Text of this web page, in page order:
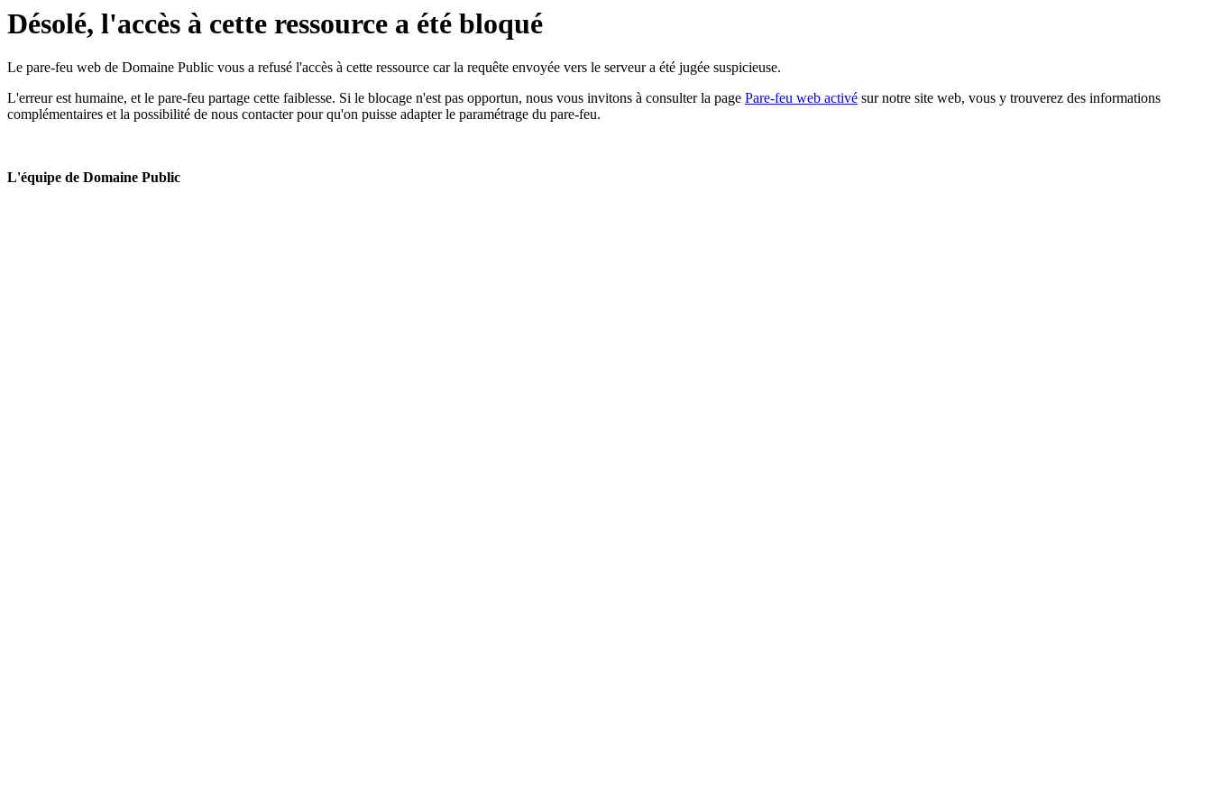
Désolé, l'accès à cette ressource a été bloqué
Le pare-feu web de Domaine Public vous a refusé l'accès à cette ressource car la requête envoyée vers le serveur a été jugée suspicieuse.
L'erreur est humaine, et le pare-feu partage cette faiblesse. Si le blocage n'est pas opportun, nous vous invitons à consulter la page Pare-feu web activé sur notre site web, vous y trouverez des informations
complémentaires et la possibilité de nous contacter pour qu'on puisse adapter le paramétrage du pare-feu.
L'équipe de Domaine Public